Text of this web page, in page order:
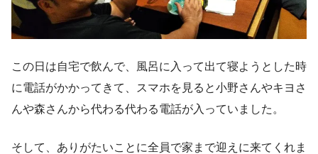
この日は自宅で飲んで、風呂に入って出て寝ようとした時
に電話がかかってきて、スマホを見ると小野さんやキヨさ
んや森さんから代わる代わる電話が入っていました。
そして、ありがたいことに全員で家まで迎えに来てくれま